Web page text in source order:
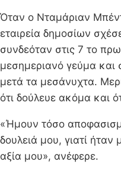
Όταν ο Νταμάριαν
εταιρεία δημοσίων
συνδεόταν στις 7 το
μεσημεριανό γεύμα και
μετά τα μεσάνυχτα.
ότι δούλευε ακόμα και
«Ήμουν τόσο
δουλειά μου, γιατί ήταν
αξία μου», ανέφερε.